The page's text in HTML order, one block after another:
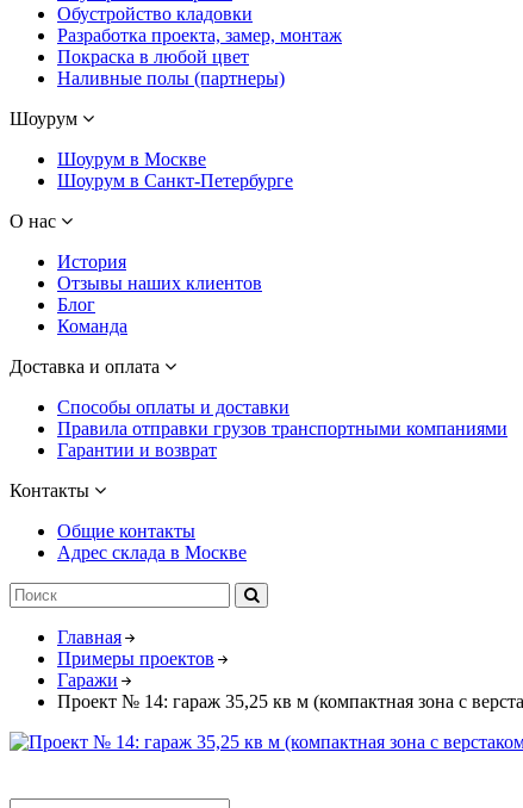
Обустройство кладовки
Разработка проекта, замер, монтаж
Покраска в любой цвет
Наливные полы (партнеры)
Шоурум
Шоурум в Москве
Шоурум в Санкт-Петербурге
О нас
История
Отзывы наших клиентов
Блог
Команда
Доставка и оплата
Способы оплаты и доставки
Правила отправки грузов транспортными компаниями
Гарантии и возврат
Контакты
Общие контакты
Адрес склада в Москве
Главная
Примеры проектов
Гаражи
Проект № 14: гараж 35,25 кв м (компактная зона с